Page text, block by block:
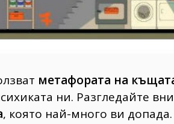
метафората на
ни. Разгледайте
, която най-много ви допада.